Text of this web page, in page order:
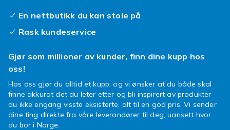
En nettbutikk du kan stole på
Rask kundeservice
Gjør som millioner av kunder, finn dine kupp hos
oss!
Hos oss gjør du alltid et kupp, og vi ønsker at du både skal
finne akkurat det du leter etter og bli inspirert av produkter
du ikke engang visste eksisterte, alt til en god pris. Vi sender
dine ting direkte fra våre leverandører til deg, uansett hvor
du bor i Norge.